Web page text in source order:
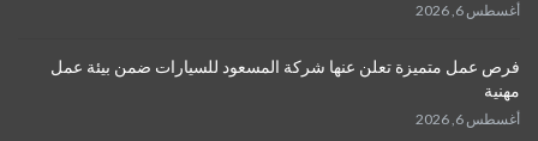
أغسطس 6, 2026
فرص عمل متميزة تعلن عنها شركة المسعود للسيارات ضمن بيئة عمل
مهنية
أغسطس 6, 2026